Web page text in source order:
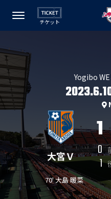
チケット
Yogibo
大宮Ｖ
70' 大島 暖菜
1
0
1